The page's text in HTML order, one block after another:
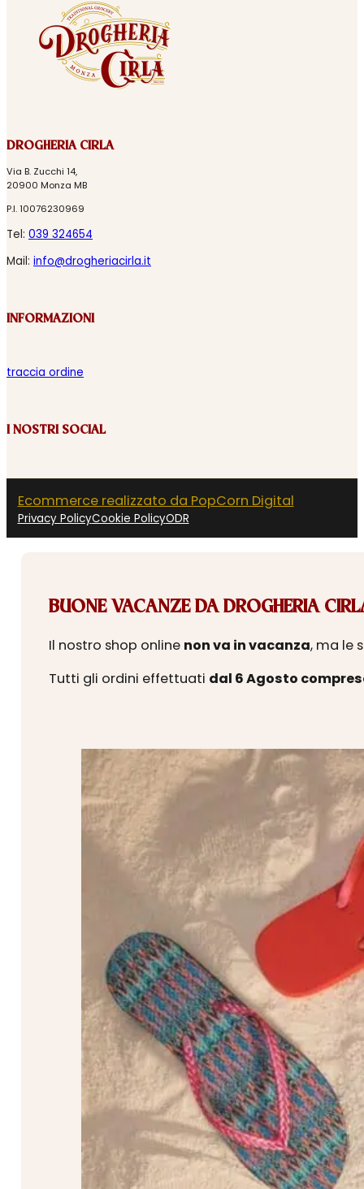
DROGHERIA CIRLA
Via B. Zucchi 14,
20900 Monza MB
P.I. 10076230969
Tel: 039 324654
Mail: info@drogheriacirla.it
INFORMAZIONI
traccia ordine
I NOSTRI SOCIAL
Ecommerce realizzato da PopCorn Digital
Privacy PolicyCookie PolicyODR
BUONE VACANZE DA DROGHERIA
Il nostro shop online non va in vacanza, ma le
Tutti gli ordini effettuati dal 6 Agosto